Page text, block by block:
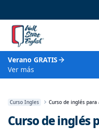
Verano GRATIS
Ver más
Curso Ingles Curso de inglés para
Curso de inglés